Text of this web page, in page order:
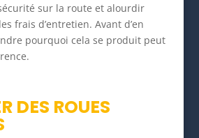
sur la route et alourdir
frais d’entretien. Avant d’en
pourquoi cela se produit peut
DES ROUES